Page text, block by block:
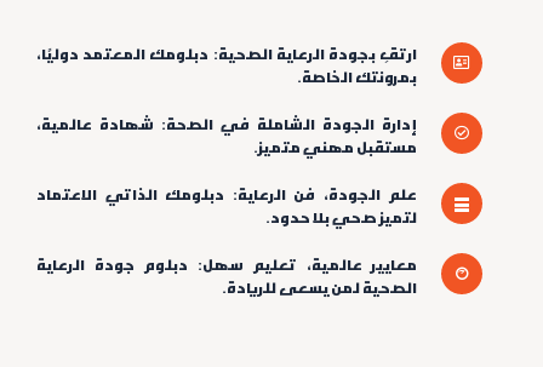
ارتقِ بجودة الرعاية الصحية: دبلومك المعتمد دوليًا،
بمرونتك الخاصة.
إدارة الجودة الشاملة في الصحة: شهادة عالمية،
مستقبل مهني متميز.
علم الجودة، فن الرعاية: دبلومك الذاتي الاعتماد
لتميز صحي بلا حدود.
معايير عالمية، تعليم سهل: دبلوم جودة الرعاية
الصحية لمن يسعى للريادة.